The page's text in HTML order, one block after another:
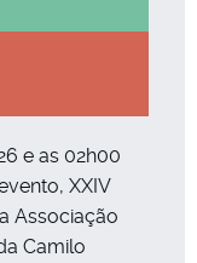
e as 02h00
XXIV
Associação
Camilo